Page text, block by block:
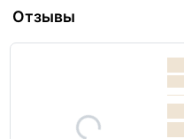
Отзывы